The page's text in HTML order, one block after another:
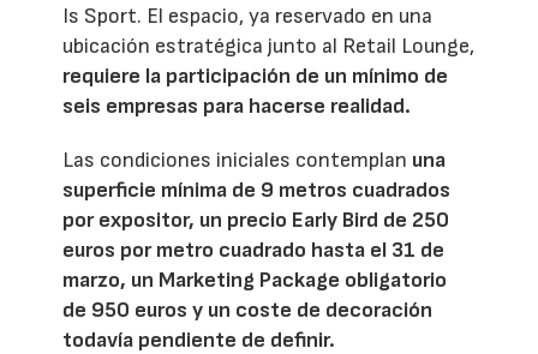
Is Sport. El espacio, ya reservado en una
ubicación estratégica junto al Retail Lounge,
requiere la participación de un mínimo de
seis empresas para hacerse realidad.
Las condiciones iniciales contemplan una
superficie mínima de 9 metros cuadrados
por expositor, un precio Early Bird de 250
euros por metro cuadrado hasta el 31 de
marzo, un Marketing Package obligatorio
de 950 euros y un coste de decoración
todavía pendiente de definir.